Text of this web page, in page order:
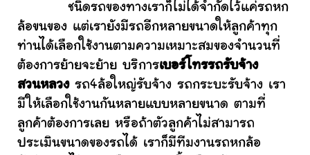
ชนิดรถของทางเราก็ไม่ได้จำกัดไว้แค่รถหก
ล้อขนของ แต่เรายังมีรถอีกหลายขนาดให้ลูกค้าทุก
ท่านได้เลือกใช้งานตามความเหมาะสมของจำนวนที่
ต้องการย้ายจะย้าย บริการเบอร์โทรรถรับจ้าง
สวนหลวงรถ4ล้อใหญ่รับจ้าง รถกระบะรับจ้าง เรา
มีให้เลือกใช้งานกันหลายแบบหลายขนาด ตามที่
ลูกค้าต้องการเลย หรือถ้าตัวลูกค้าไม่สามารถ
ประเมินขนาดของรถได้ เราก็มีทีมงานรถหกล้อ